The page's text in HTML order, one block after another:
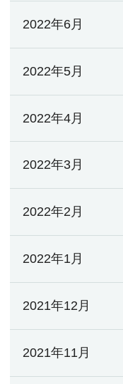
2022年6月
2022年5月
2022年4月
2022年3月
2022年2月
2022年1月
2021年12月
2021年11月